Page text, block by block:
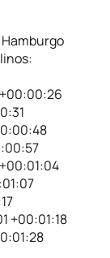
+00:01:18